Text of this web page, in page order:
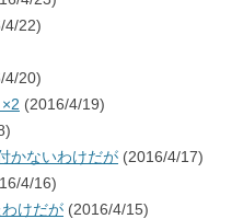
4/22)
4/20)
(2016/4/19)
かないわけだが (2016/4/17)
4/16)
けだが (2016/4/15)